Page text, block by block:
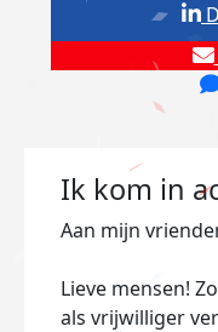
Ik kom in
Aan mijn
Lieve mensen!
als vrijwilliger